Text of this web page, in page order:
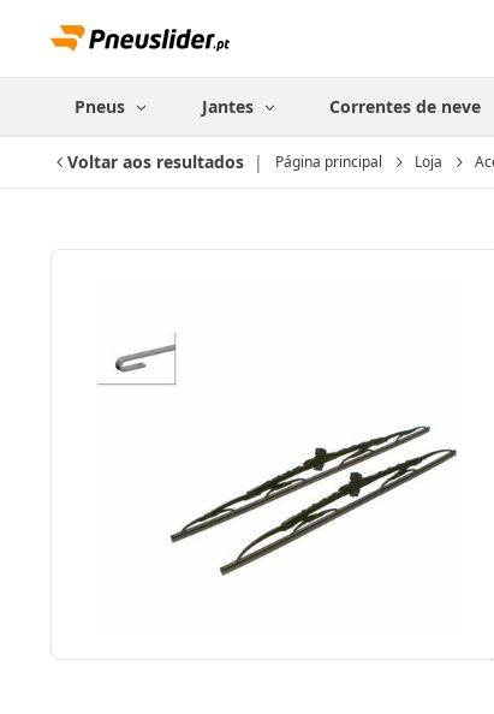
Pneus Jantes Correntes de neve
Voltar aos resultados Página principal Loja